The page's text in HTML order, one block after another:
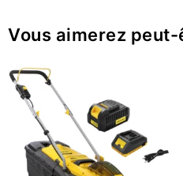
Vous aimerez